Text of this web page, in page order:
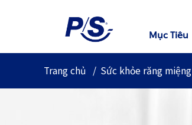
Mục Tiêu
Trang chủ Sức khỏe răng miệng